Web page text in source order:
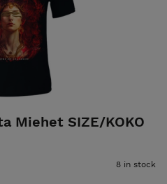
Miehet SIZE/KOKO
8 in stock